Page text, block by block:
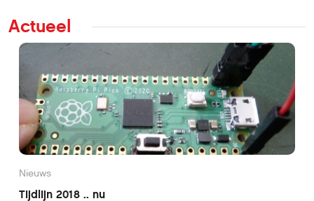
Actueel
Nieuws
Tijdlijn 2018 .. nu